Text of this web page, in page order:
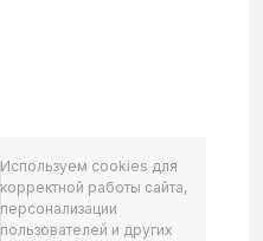
Используем cookies для
корректной работы сайта,
персонализации
пользователей и других